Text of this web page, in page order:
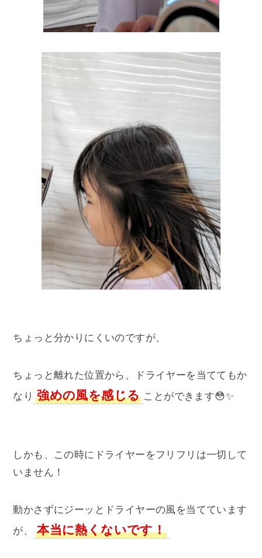
ちょっと分かりにくいのですが、
ちょっと離れた位置から、ドライヤーを当ててもか
なり 強めの風を感じる ことができます😳✨
しかも、この時にドライヤーをフリフリは一切して
いません！
動かさずにジーッとドライヤーの風を当てています
が、
本当に熱くないです！